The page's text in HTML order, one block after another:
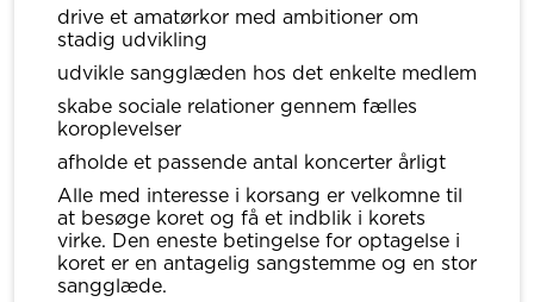
drive et amatørkor med ambitioner om
stadig udvikling
udvikle sangglæden hos det enkelte medlem
skabe sociale relationer gennem fælles
koroplevelser
afholde et passende antal koncerter årligt
Alle med interesse i korsang er velkomne til
at besøge koret og få et indblik i korets
virke. Den eneste betingelse for optagelse i
koret er en antagelig sangstemme og en stor
sangglæde.